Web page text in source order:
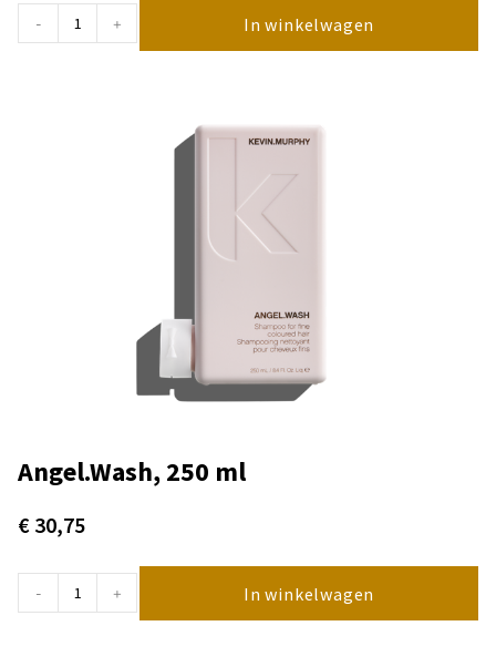
- + In winkelwagen
Angel.Wash, 250 ml
€ 30,75
- + In winkelwagen